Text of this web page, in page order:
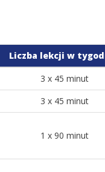
Liczba lekcji w
3 x 45 minut
3 x 45 minut
1 x 90 minut